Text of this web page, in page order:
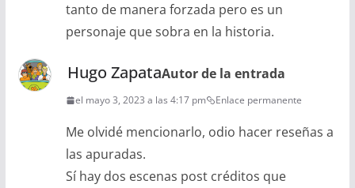
tanto de manera forzada pero es un
personaje que sobra en la historia.
Hugo ZapataAutor de la entrada
el mayo 3, 2023 a las 4:17 pm Enlace permanente
Me olvidé mencionarlo, odio hacer reseñas a
las apuradas.
Sí hay dos escenas post créditos que